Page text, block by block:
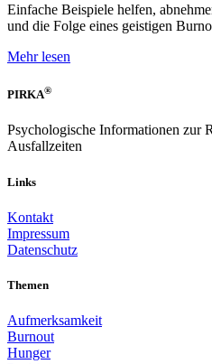
Einfache Beispiele helfen,
und die Folge eines geistigen
Mehr lesen
PIRKA®
Psychologische Informationen zur
Ausfallzeiten
Links
Kontakt
Impressum
Datenschutz
Themen
Aufmerksamkeit
Burnout
Hunger